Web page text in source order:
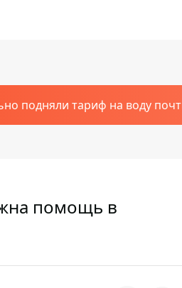
подняли тариф на воду
помощь в